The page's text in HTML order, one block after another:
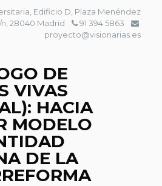
Edificio D, Plaza Menéndez
n, 28040 Madrid
91 394 5863
proyecto@visionarias.es
DE
VIVAS
HACIA
MODELO
DE LA